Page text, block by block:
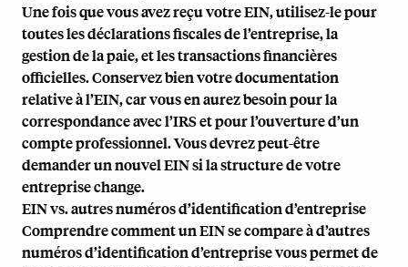
Une fois que vous avez reçu votre EIN, utilisez-le pour
toutes les déclarations fiscales de l’entreprise, la
gestion de la paie, et les transactions financières
officielles. Conservez bien votre documentation
relative à l’EIN, car vous en aurez besoin pour la
correspondance avec l’IRS et pour l’ouverture d’un
compte professionnel. Vous devrez peut-être
demander un nouvel EIN si la structure de votre
entreprise change.
EIN vs. autres numéros d’identification d’entreprise
Comprendre comment un EIN se compare à d’autres
numéros d’identification d’entreprise vous permet de